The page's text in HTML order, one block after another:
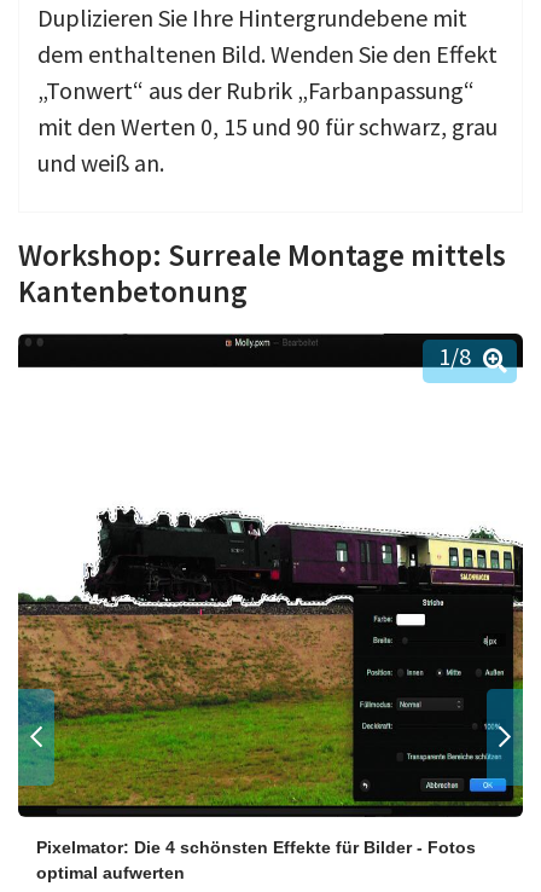
Duplizieren Sie Ihre Hintergrundebene mit
dem enthaltenen Bild. Wenden Sie den Effekt
„Tonwert“ aus der Rubrik „Farbanpassung“
mit den Werten 0, 15 und 90 für schwarz, grau
und weiß an.
Workshop: Surreale Montage mittels
Kantenbetonung
Pixelmator: Die 4 schönsten Effekte für Bilder - Fotos
optimal aufwerten
1/8